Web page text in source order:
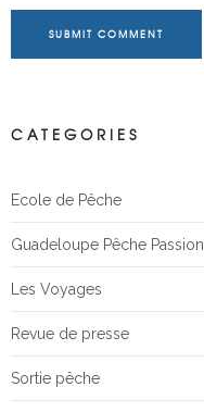
SUBMIT COMMENT
CATEGORIES
Ecole de Pêche
Guadeloupe Pêche Passion
Les Voyages
Revue de presse
Sortie pêche